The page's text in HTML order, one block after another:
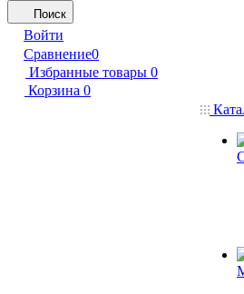
Поиск
Войти
Сравнение0
Избранные товары 0
Корзина 0